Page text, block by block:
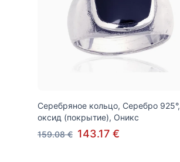
Серебряное кольцо, Серебро 925°,
оксид (покрытие), Оникс
159.08 € 143.17 €